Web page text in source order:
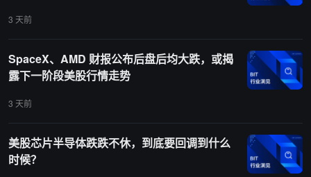
3 天前
SpaceX、AMD 财报公布后盘后均大跌，或揭
露下一阶段美股行情走势
3 天前
美股芯片半导体跌跌不休，到底要回调到什么
时候？